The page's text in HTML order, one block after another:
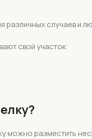
различных случаев и
свой участок
можно разместить